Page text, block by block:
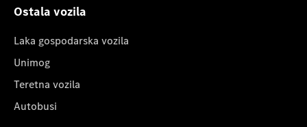
Ostala vozila
Laka gospodarska vozila
Unimog
Teretna vozila
Autobusi